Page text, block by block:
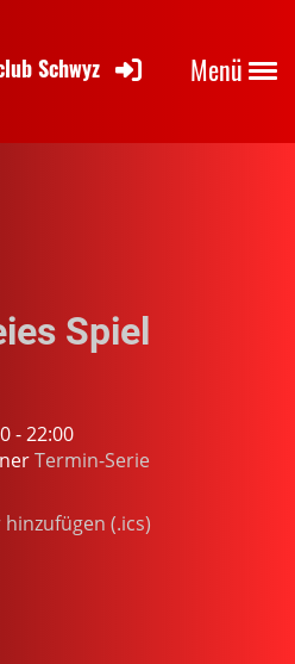
Menü
Schwyz
Spiel
- 22:00
Termin-Serie
(.ics)